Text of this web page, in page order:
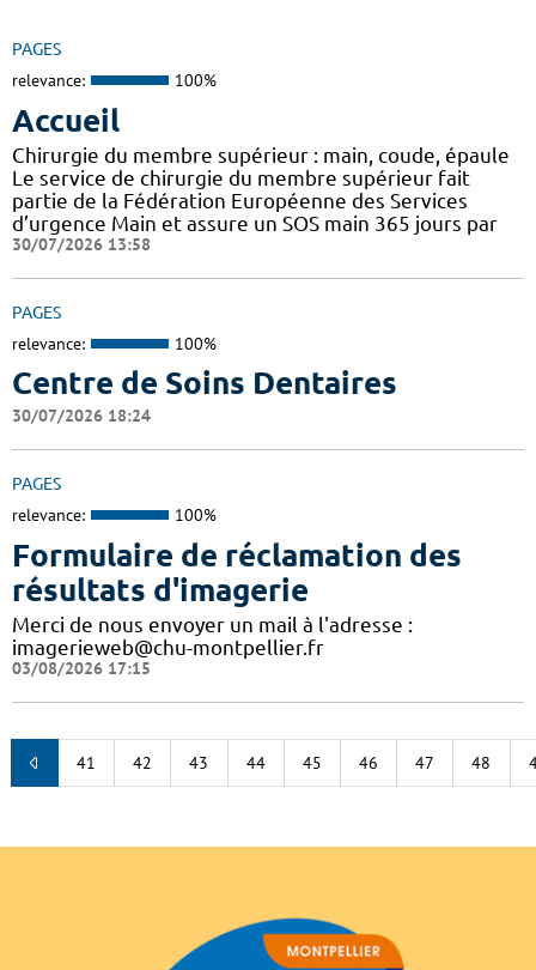
PAGES
relevance: 100%
Accueil
Chirurgie du membre supérieur : main, coude, épaule
Le service de chirurgie du membre supérieur fait
partie de la Fédération Européenne des Services
d’urgence Main et assure un SOS main 365 jours par
30/07/2026 13:58
PAGES
relevance: 100%
Centre de Soins Dentaires
30/07/2026 18:24
PAGES
relevance: 100%
Formulaire de réclamation des
résultats d'imagerie
Merci de nous envoyer un mail à l'adresse :
imagerieweb@chu-montpellier.fr
03/08/2026 17:15
41 42 43 44 45 46 47 48